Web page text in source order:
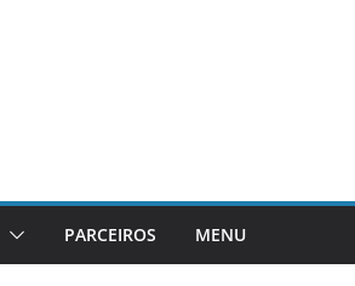
PARCEIROS MENU